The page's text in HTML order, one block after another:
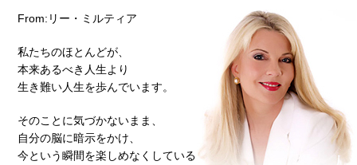
From:リー・ミルティア
私たちのほとんどが、
本来あるべき人生より
生き難い人生を歩んでいます。
そのことに気づかないまま、
自分の脳に暗示をかけ、
今という瞬間を楽しめなくしている